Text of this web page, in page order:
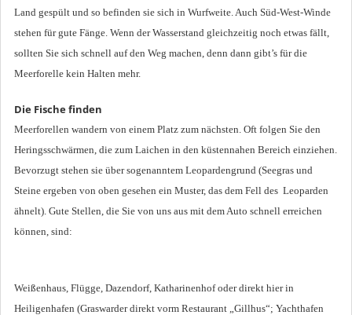
Land gespült und so befinden sie sich in Wurfweite. Auch Süd-West-Winde
stehen für gute Fänge. Wenn der Wasserstand gleichzeitig noch etwas fällt,
sollten Sie sich schnell auf den Weg machen, denn dann gibt’s für die
Meerforelle kein Halten mehr.
Die Fische finden
Meerforellen wandern von einem Platz zum nächsten. Oft folgen Sie den
Heringsschwärmen, die zum Laichen in den küstennahen Bereich einziehen.
Bevorzugt stehen sie über sogenanntem Leopardengrund (Seegras und
Steine ergeben von oben gesehen ein Muster, das dem Fell des Leoparden
ähnelt). Gute Stellen, die Sie von uns aus mit dem Auto schnell erreichen
können, sind:
Weißenhaus, Flügge, Dazendorf, Katharinenhof oder direkt hier in
Heiligenhafen (Graswarder direkt vorm Restaurant „Gillhus“; Yachthafen